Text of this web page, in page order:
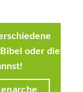
oder die